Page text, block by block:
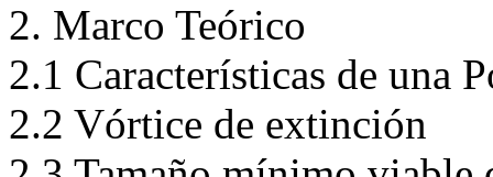
2. Marco Teórico
2.1 Características de una
2.2 Vórtice de extinción